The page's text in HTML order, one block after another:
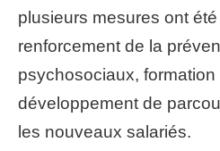
plusieurs mesures ont
renforcement de la
psychosociaux,
développement de
les nouveaux salariés.